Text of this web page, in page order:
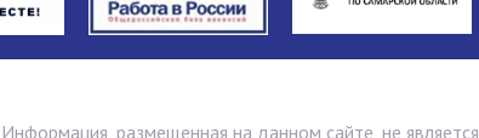
Информация, размещенная на данном сайте, не является